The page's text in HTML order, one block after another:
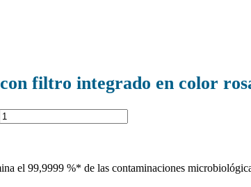
filtro integrado en color
el 99,9999 %* de las contaminaciones